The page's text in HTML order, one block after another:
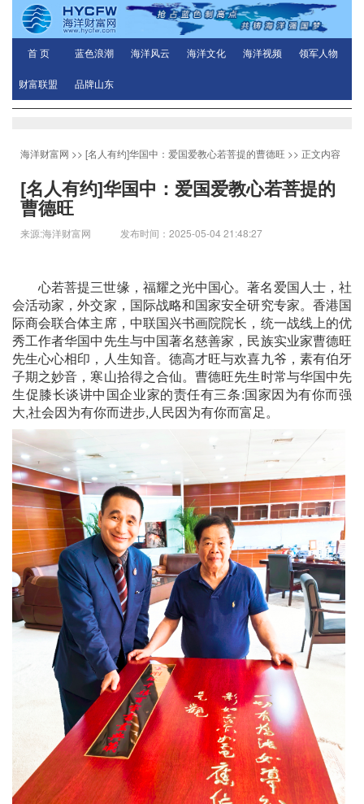
首 页 蓝色浪潮 海洋风云 海洋文化 海洋视频 领军人物
财富联盟 品牌山东
海洋财富网 >> [名人有约]华国中：爱国爱教心若菩提的曹德旺 >> 正文内容
[名人有约]华国中：爱国爱教心若菩提的
曹德旺
来源:海洋财富网 发布时间：2025-05-04 21:48:27
心若菩提三世缘，福耀之光中国心。著名爱国人士，社
会活动家，外交家，国际战略和国家安全研究专家。香港国
际商会联合体主席，中联国兴书画院院长，统一战线上的优
秀工作者华国中先生与中国著名慈善家，民族实业家曹德旺
先生心心相印，人生知音。德高才旺与欢喜九爷，素有伯牙
子期之妙音，寒山拾得之合仙。曹德旺先生时常与华国中先
生促膝长谈讲中国企业家的责任有三条:国家因为有你而强
大,社会因为有你而进步,人民因为有你而富足。